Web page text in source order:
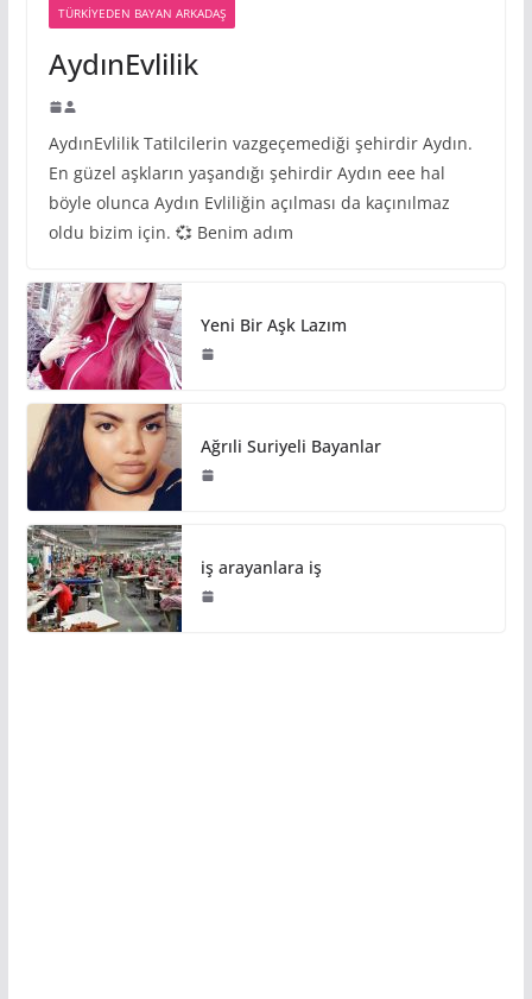
TÜRKIYEDEN BAYAN ARKADAŞ
AydınEvlilik
AydınEvlilik Tatilcilerin vazgeçemediği şehirdir Aydın.
En güzel aşkların yaşandığı şehirdir Aydın eee hal
böyle olunca Aydın Evliliğin açılması da kaçınılmaz
oldu bizim için. 💞 Benim adım
Yeni Bir Aşk Lazım
Ağrıli Suriyeli Bayanlar
iş arayanlara iş